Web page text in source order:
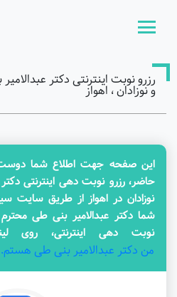
رزرو نوبت اینترنتی دکتر
و نوزادان ، اهواز
این صفحه جهت اطلاع شما
حاضر، رزرو نوبت دهی اینترنتی
نوزادان در اهواز از طریق سایت
شما دکتر عبدالامیر بنی طی
نوبت دهی اینترنتی، روی
من دکتر عبدالامیر بنی طی هستم.